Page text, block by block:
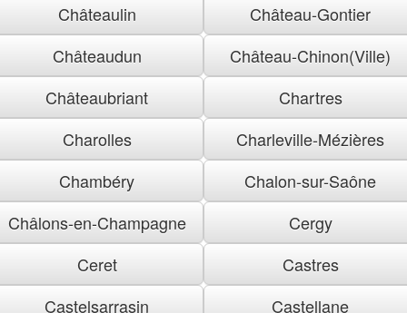
Châteaulin
Château-Gontier
Châteaudun
Château-Chinon(Ville)
Châteaubriant
Chartres
Charolles
Charleville-Mézières
Chambéry
Chalon-sur-Saône
Châlons-en-Champagne
Cergy
Ceret
Castres
Castelsarrasin
Castellane